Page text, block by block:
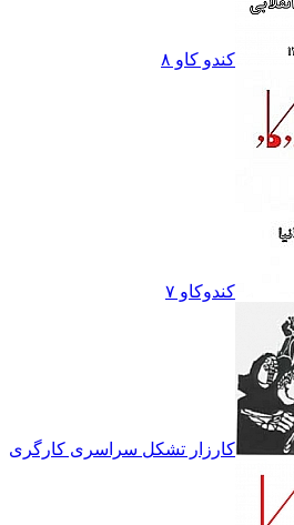
کندو کاو ٨
کندوکاو ۷
کارزار تشکل سراسرى کارگرى